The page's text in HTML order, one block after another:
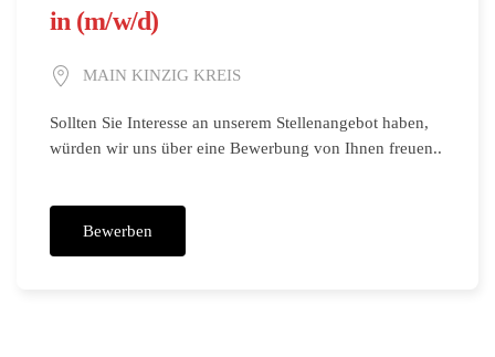
in (m/w/d)
MAIN KINZIG KREIS
Sollten Sie Interesse an unserem Stellenangebot haben,
würden wir uns über eine Bewerbung von Ihnen freuen..
Bewerben